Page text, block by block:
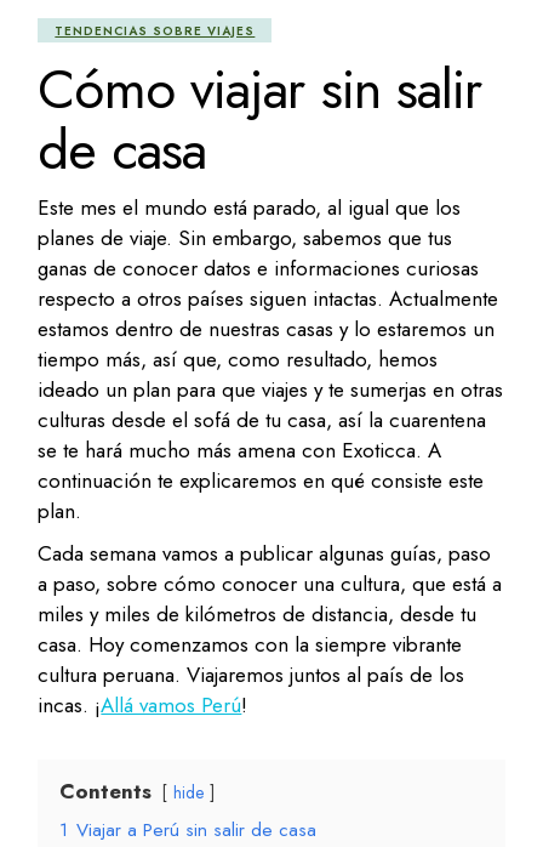
TENDENCIAS SOBRE VIAJES
Cómo viajar sin salir
de casa
Este mes el mundo está parado, al igual que los
planes de viaje. Sin embargo, sabemos que tus
ganas de conocer datos e informaciones curiosas
respecto a otros países siguen intactas. Actualmente
estamos dentro de nuestras casas y lo estaremos un
tiempo más, así que, como resultado, hemos
ideado un plan para que viajes y te sumerjas en otras
culturas desde el sofá de tu casa, así la cuarentena
se te hará mucho más amena con Exoticca. A
continuación te explicaremos en qué consiste este
plan.
Cada semana vamos a publicar algunas guías, paso
a paso, sobre cómo conocer una cultura, que está a
miles y miles de kilómetros de distancia, desde tu
casa. Hoy comenzamos con la siempre vibrante
cultura peruana. Viajaremos juntos al país de los
incas. ¡Allá vamos Perú!
Contents hide
1 Viajar a Perú sin salir de casa